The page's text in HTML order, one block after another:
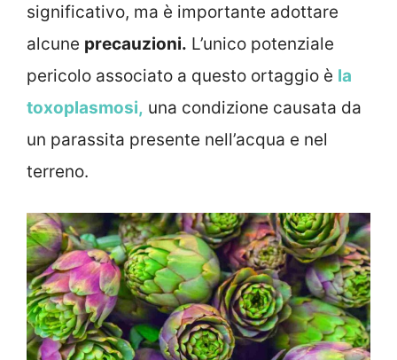
significativo, ma è importante adottare
alcune precauzioni. L’unico potenziale
pericolo associato a questo ortaggio è la
toxoplasmosi, una condizione causata da
un parassita presente nell’acqua e nel
terreno.